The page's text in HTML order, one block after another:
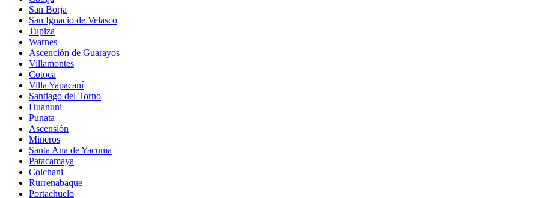
San Borja
San Ignacio de Velasco
Tupiza
Warnes
Ascención de Guarayos
Villamontes
Cotoca
Villa Yapacaní
Santiago del Torno
Huanuni
Punata
Ascensión
Mineros
Santa Ana de Yacuma
Patacamaya
Colchani
Rurrenabaque
Portachuelo